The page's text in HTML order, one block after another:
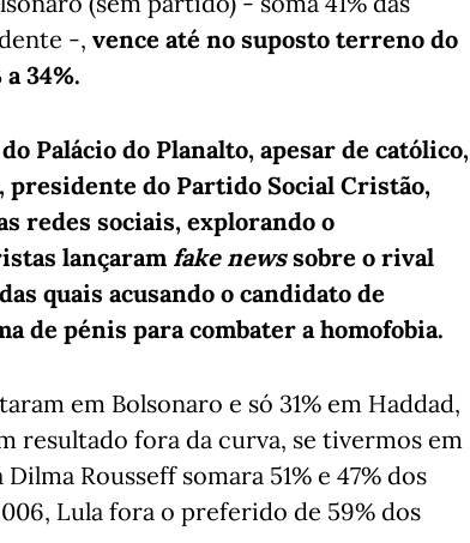
-, vence até no suposto terreno do
34%.
Palácio do Planalto, apesar de católico,
presidente do Partido Social Cristão,
redes sociais, explorando o
lançaram fake newssobre o rival
quais acusando o candidato de
pénis para combater a homofobia.
em Bolsonaro e só 31% em Haddad,
resultado fora da curva, se tivermos em
Rousseff somara 51% e 47% dos
Lula fora o preferido de 59% dos